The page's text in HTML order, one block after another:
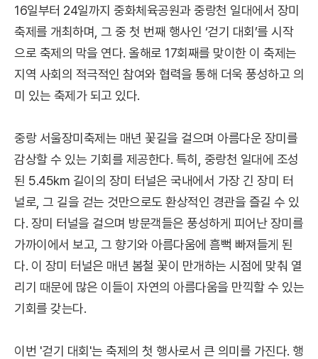
16일부터 24일까지 중화체육공원과 중랑천 일대에서 장미
축제를 개최하며, 그 중 첫 번째 행사인 ‘걷기 대회’를 시작
으로 축제의 막을 연다. 올해로 17회째를 맞이한 이 축제는
지역 사회의 적극적인 참여와 협력을 통해 더욱 풍성하고 의
미 있는 축제가 되고 있다.
중랑 서울장미축제는 매년 꽃길을 걸으며 아름다운 장미를
감상할 수 있는 기회를 제공한다. 특히, 중랑천 일대에 조성
된 5.45km 길이의 장미 터널은 국내에서 가장 긴 장미 터
널로, 그 길을 걷는 것만으로도 환상적인 경관을 즐길 수 있
다. 장미 터널을 걸으며 방문객들은 풍성하게 피어난 장미를
가까이에서 보고, 그 향기와 아름다움에 흠뻑 빠져들게 된
다. 이 장미 터널은 매년 봄철 꽃이 만개하는 시점에 맞춰 열
리기 때문에 많은 이들이 자연의 아름다움을 만끽할 수 있는
기회를 갖는다.
이번 '걷기 대회'는 축제의 첫 행사로서 큰 의미를 가진다. 행